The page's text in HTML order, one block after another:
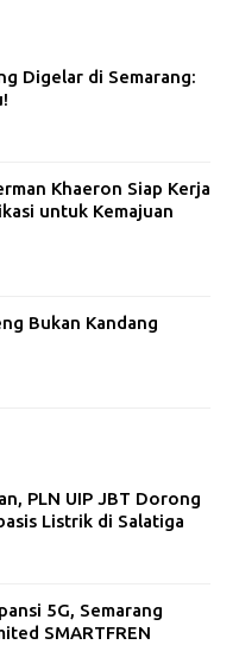
Digelar di Semarang:
Khaeron Siap Kerja
untuk Kemajuan
Bukan Kandang
PLN UIP JBT Dorong
Listrik di Salatiga
5G, Semarang
SMARTFREN